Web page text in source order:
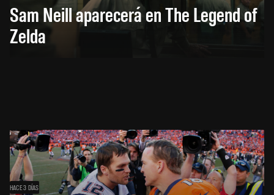
Sam Neill aparecerá en The Legend of
Zelda
HACE 3 DÍAS